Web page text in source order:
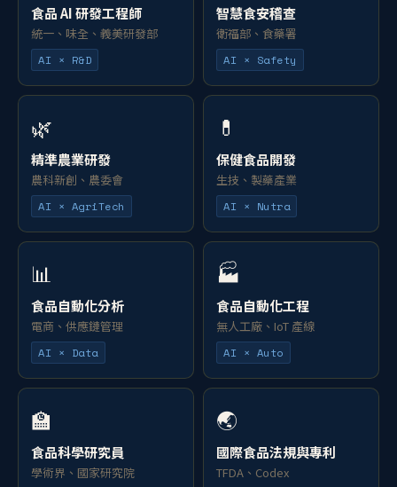
食品 AI 研發工程師
統一、味全、義美研發部
AI × R&D
智慧食安稽查
衛福部、食藥署
AI × Safety
🌿
精準農業研發
農科新創、農委會
AI × AgriTech
💊
保健食品開發
生技、製藥產業
AI × Nutra
📊
食品自動化分析
電商、供應鏈管理
AI × Data
🏭
食品自動化工程
無人工廠、IoT 產線
AI × Auto
🏫
食品科學研究員
學術界、國家研究院
🌏
國際食品法規與專利
TFDA、Codex